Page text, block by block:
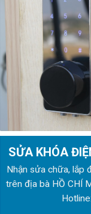
SỬA KHÓA
Nhận sửa chữa, lắp
trên địa bà HỒ CHÍ